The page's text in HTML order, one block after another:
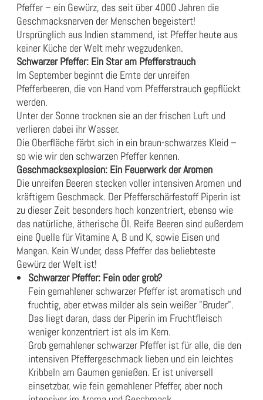
Pfeffer – ein Gewürz, das seit über 4000 Jahren die
Geschmacksnerven der Menschen begeistert!
Ursprünglich aus Indien stammend, ist Pfeffer heute aus
keiner Küche der Welt mehr wegzudenken.
Schwarzer Pfeffer: Ein Star am Pfefferstrauch
Im September beginnt die Ernte der unreifen
Pfefferbeeren, die von Hand vom Pfefferstrauch gepflückt
werden.
Unter der Sonne trocknen sie an der frischen Luft und
verlieren dabei ihr Wasser.
Die Oberfläche färbt sich in ein braun-schwarzes Kleid –
so wie wir den schwarzen Pfeffer kennen.
Geschmacksexplosion: Ein Feuerwerk der Aromen
Die unreifen Beeren stecken voller intensiven Aromen und
kräftigem Geschmack. Der Pfefferschärfestoff Piperin ist
zu dieser Zeit besonders hoch konzentriert, ebenso wie
das natürliche, ätherische Öl. Reife Beeren sind außerdem
eine Quelle für Vitamine A, B und K, sowie Eisen und
Mangan. Kein Wunder, dass Pfeffer das beliebteste
Gewürz der Welt ist!
Schwarzer Pfeffer: Fein oder grob?
Fein gemahlener schwarzer Pfeffer ist aromatisch und
fruchtig, aber etwas milder als sein weißer "Bruder".
Das liegt daran, dass der Piperin im Fruchtfleisch
weniger konzentriert ist als im Kern.
Grob gemahlener schwarzer Pfeffer ist für alle, die den
intensiven Pfeffergeschmack lieben und ein leichtes
Kribbeln am Gaumen genießen. Er ist universell
einsetzbar, wie fein gemahlener Pfeffer, aber noch